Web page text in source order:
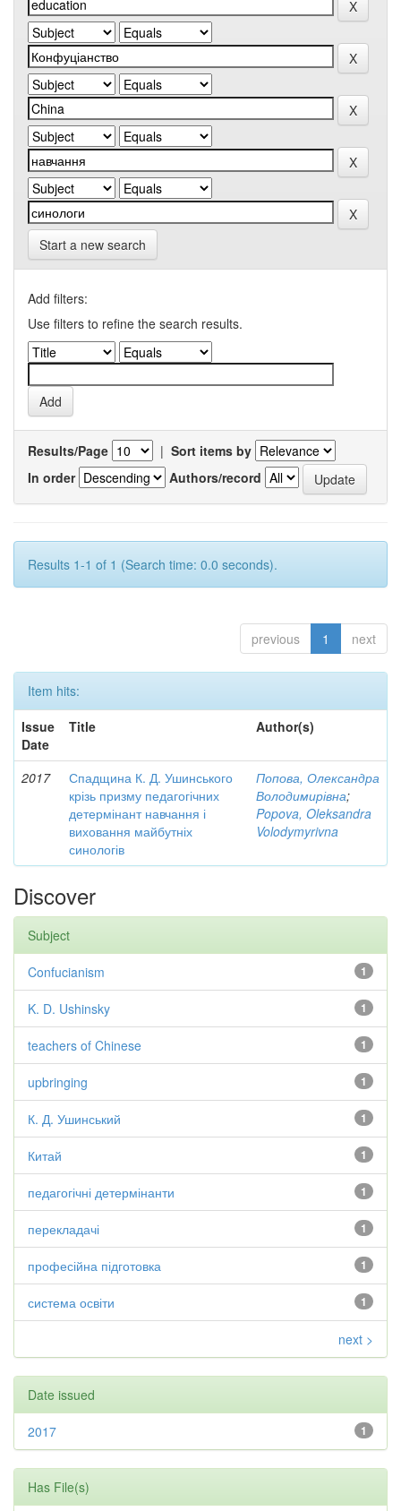
Start a new search
Add filters:
Use filters to refine the search results.
Results/Page | Sort items by
In order
Authors/record
Results 1-1 of 1 (Search time: 0.0 seconds).
previous 1 next
Item hits:
Issue
Date
Title Author(s)
2017
Спадщина К. Д. Ушинського
крізь призму педагогічних
детермінант навчання і
виховання майбутніх
синологів
Попова, Олександра
Володимирівна;
Popova, Oleksandra
Volodymyrivna
Discover
Subject
1
Confucianism
1
K. D. Ushinsky
1
teachers of Chinese
1
upbringing
1
К. Д. Ушинський
1
Китай
1
педагогічні детермінанти
1
перекладачі
1
професійна підготовка
1
система освіти
next >
Date issued
1
2017
Has File(s)